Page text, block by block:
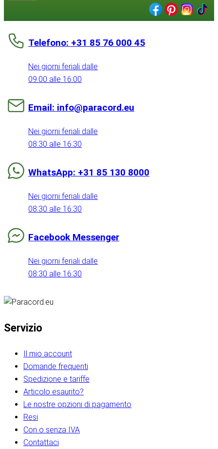
Telefono: +31 85 76 000 45
Nei giorni feriali dalle
09:00 alle 16:00
Email: info@paracord.eu
Nei giorni feriali dalle
08:30 alle 16:30
WhatsApp: +31 85 130 8000
Nei giorni feriali dalle
08:30 alle 16:30
Facebook Messenger
Nei giorni feriali dalle
08:30 alle 16:30
Servizio
Il mio account
Domande frequenti
Spedizione e tariffe
Articolo esaurito?
Le nostre opzioni di pagamento
Resi
Con o senza IVA
Contattaci